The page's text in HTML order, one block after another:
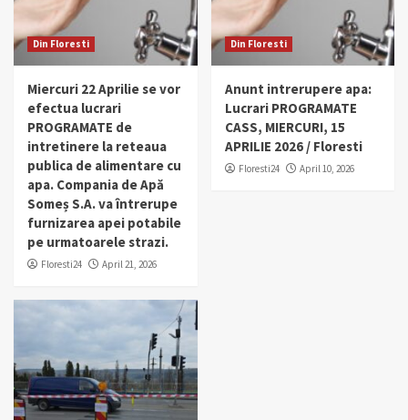
Din Floresti
Miercuri 22 Aprilie se vor
efectua lucrari
PROGRAMATE de
intretinere la reteaua
publica de alimentare cu
apa. Compania de Apă
Someș S.A. va întrerupe
furnizarea apei potabile
pe urmatoarele strazi.
Floresti24 April 21, 2026
Din Floresti
Anunt intrerupere apa:
Lucrari PROGRAMATE
CASS, MIERCURI, 15
APRILIE 2026 / Floresti
Floresti24 April 10, 2026